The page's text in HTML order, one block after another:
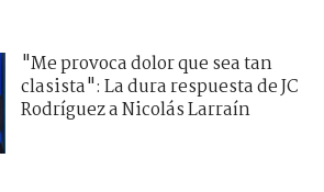
"Me provoca dolor que sea tan
clasista": La dura respuesta de JC
Rodríguez a Nicolás Larraín